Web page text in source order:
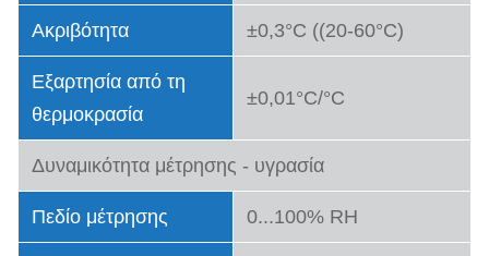
Ακριβότητα ±0,3°C ((20-60°C)
Εξαρτησία από τη
θερμοκρασία
±0,01°C/°C
Δυναμικότητα μέτρησης - υγρασία
Πεδίο μέτρησης 0...100% RH